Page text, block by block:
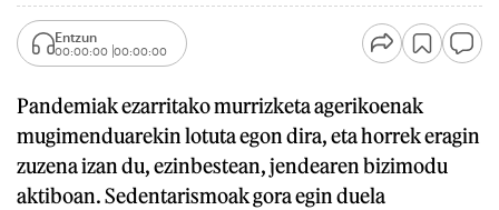
Entzun
00:00:00 00:00:00
Pandemiak ezarritako murrizketa agerikoenak
mugimenduarekin lotuta egon dira, eta horrek eragin
zuzena izan du, ezinbestean, jendearen bizimodu
aktiboan. Sedentarismoak gora egin duela